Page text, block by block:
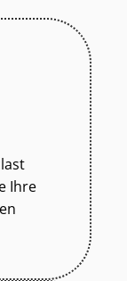
Ihre